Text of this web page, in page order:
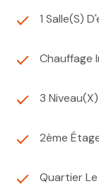
1 Salle(s)
Chauffage
3 Niveau(x)
2ème
Quartier